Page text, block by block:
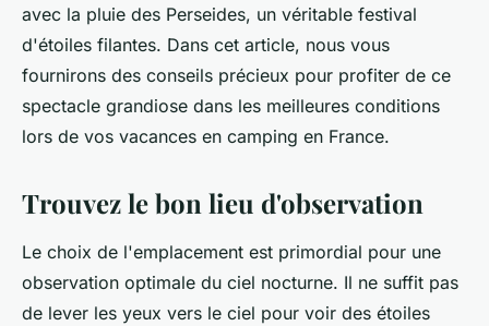
Théo •27 juin 2024 • 6 min de lecture
avec la pluie des Perseides, un véritable festival
d'étoiles filantes. Dans cet article, nous vous
fournirons des conseils précieux pour profiter de ce
spectacle grandiose dans les meilleures conditions
lors de vos vacances en camping en France.
Trouvez le bon lieu d'observation
Le choix de l'emplacement est primordial pour une
observation optimale du ciel nocturne. Il ne suffit pas
de lever les yeux vers le ciel pour voir des étoiles